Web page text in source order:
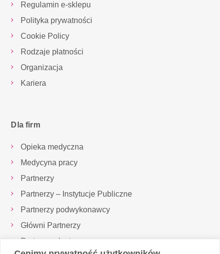
Regulamin e-sklepu
Polityka prywatności
Cookie Policy
Rodzaje płatności
Organizacja
Kariera
Dla firm
Opieka medyczna
Medycyna pracy
Partnerzy
Partnerzy – Instytucje Publiczne
Partnerzy podwykonawcy
Główni Partnerzy
Partnerzy dostawcy